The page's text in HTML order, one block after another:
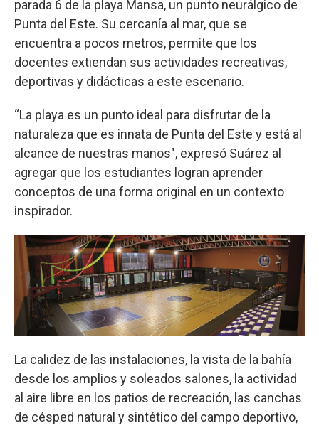
parada 6 de la playa Mansa, un punto neurálgico de
Punta del Este. Su cercanía al mar, que se
encuentra a pocos metros, permite que los
docentes extiendan sus actividades recreativas,
deportivas y didácticas a este escenario.
“La playa es un punto ideal para disfrutar de la
naturaleza que es innata de Punta del Este y está al
alcance de nuestras manos", expresó Suárez al
agregar que los estudiantes logran aprender
conceptos de una forma original en un contexto
inspirador.
La calidez de las instalaciones, la vista de la bahía
desde los amplios y soleados salones, la actividad
al aire libre en los patios de recreación, las canchas
de césped natural y sintético del campo deportivo,